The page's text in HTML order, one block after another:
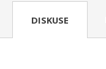
DISKUSE